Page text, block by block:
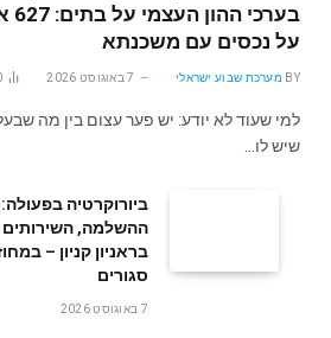
על נכסים עם משכנתא
BY מערכת שבוע ישראלי 7 באוגוסט 2026
למי שעוד לא יודע: יש פער עצום בין מה
שיש לו…
ביורוקרטיה
ההשלמה, השירותים
בראניון קניון –
סגורים
7 באוגוסט 2026